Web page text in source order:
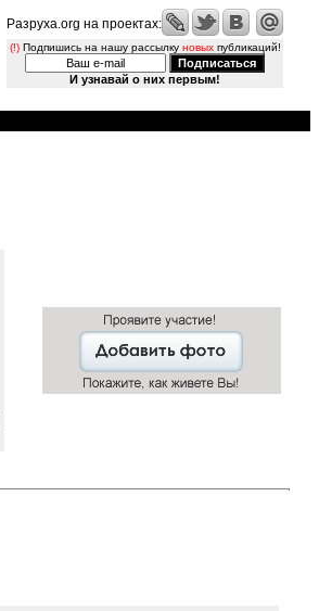
Разруха.org на проектах:
(!)Подпишись на нашу рассылку новыхпубликаций!
И узнавай о них первым!